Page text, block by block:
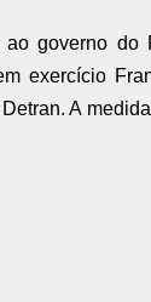
ao governo
exercício
A